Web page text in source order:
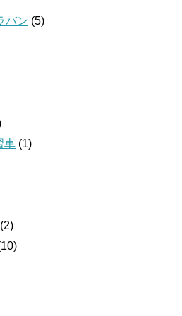
バン (5)
車 (1)
(2)